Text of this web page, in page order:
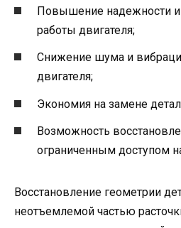
Повышение надежности
работы двигателя;
Снижение шума и
двигателя;
Экономия на замене
Возможность
ограниченным доступом
Восстановление геометрии
неотъемлемой частью